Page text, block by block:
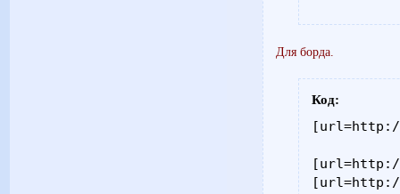
Для борда.
Код:
[url=http://
[url=http://